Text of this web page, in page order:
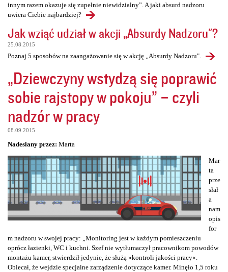
innym razem okazuje się zupełnie niewidzialny”. A jaki absurd nadzoru
uwiera Ciebie najbardziej?
Jak wziąć udział w akcji „Absurdy Nadzoru"?
25.08.2015
Poznaj 5 sposobów na zaangażowanie się w akcję „Absurdy Nadzoru".
„Dziewczyny wstydzą się poprawić
sobie rajstopy w pokoju” – czyli
nadzór w pracy
08.09.2015
Nadesłany przez: Marta
Mar
ta
prze
słał
a
nam
opis
for
m nadzoru w swojej pracy: „Monitoring jest w każdym pomieszczeniu
oprócz łazienki, WC i kuchni. Szef nie wytłumaczył pracownikom powodów
montażu kamer, stwierdził jedynie, że służą »kontroli jakości pracy«.
Obiecał, że wejdzie specjalne zarządzenie dotyczące kamer. Minęło 1,5 roku